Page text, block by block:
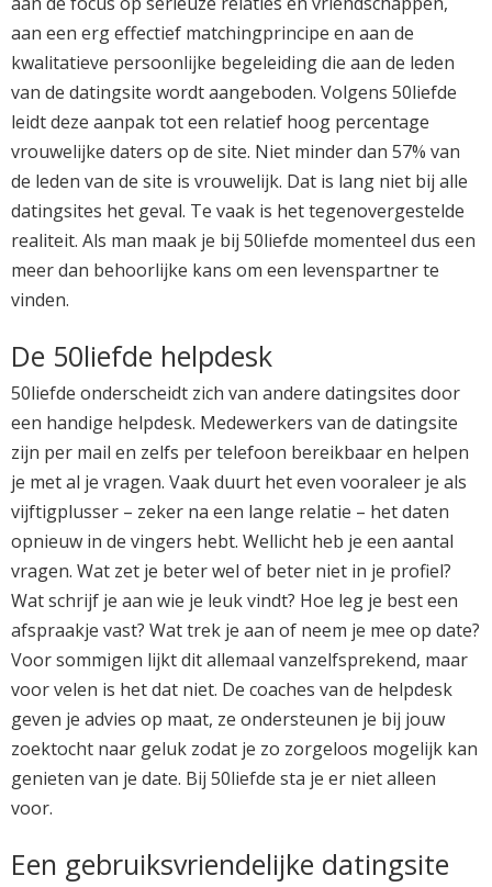
aan een erg effectief matchingprincipe en aan de
kwalitatieve persoonlijke begeleiding die aan de leden
van de datingsite wordt aangeboden. Volgens 50liefde
leidt deze aanpak tot een relatief hoog percentage
vrouwelijke daters op de site. Niet minder dan 57% van
de leden van de site is vrouwelijk. Dat is lang niet bij alle
datingsites het geval. Te vaak is het tegenovergestelde
realiteit. Als man maak je bij 50liefde momenteel dus een
meer dan behoorlijke kans om een levenspartner te
vinden.
De 50liefde helpdesk
50liefde onderscheidt zich van andere datingsites door
een handige helpdesk. Medewerkers van de datingsite
zijn per mail en zelfs per telefoon bereikbaar en helpen
je met al je vragen. Vaak duurt het even vooraleer je als
vijftigplusser – zeker na een lange relatie – het daten
opnieuw in de vingers hebt. Wellicht heb je een aantal
vragen. Wat zet je beter wel of beter niet in je profiel?
Wat schrijf je aan wie je leuk vindt? Hoe leg je best een
afspraakje vast? Wat trek je aan of neem je mee op date?
Voor sommigen lijkt dit allemaal vanzelfsprekend, maar
voor velen is het dat niet. De coaches van de helpdesk
geven je advies op maat, ze ondersteunen je bij jouw
zoektocht naar geluk zodat je zo zorgeloos mogelijk kan
genieten van je date. Bij 50liefde sta je er niet alleen
voor.
Een gebruiksvriendelijke datingsite